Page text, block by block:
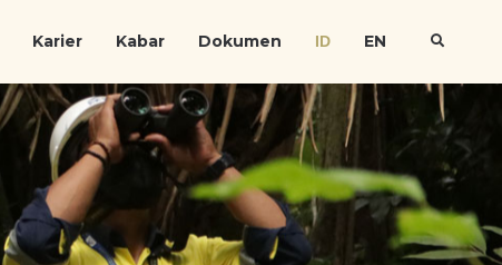
Karier Kabar Dokumen ID EN